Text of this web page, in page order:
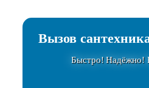
Вызов
Быстро! Надёжно!